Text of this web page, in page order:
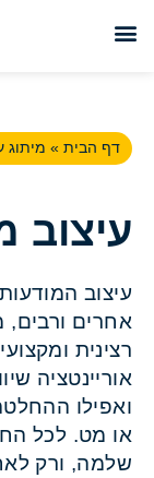
דף הבית » מיתוג
עיצוב
עיצוב
אחרים
רצינית
אוריינטציה
ואפילו
או מט. לכל
שלמה, ורק